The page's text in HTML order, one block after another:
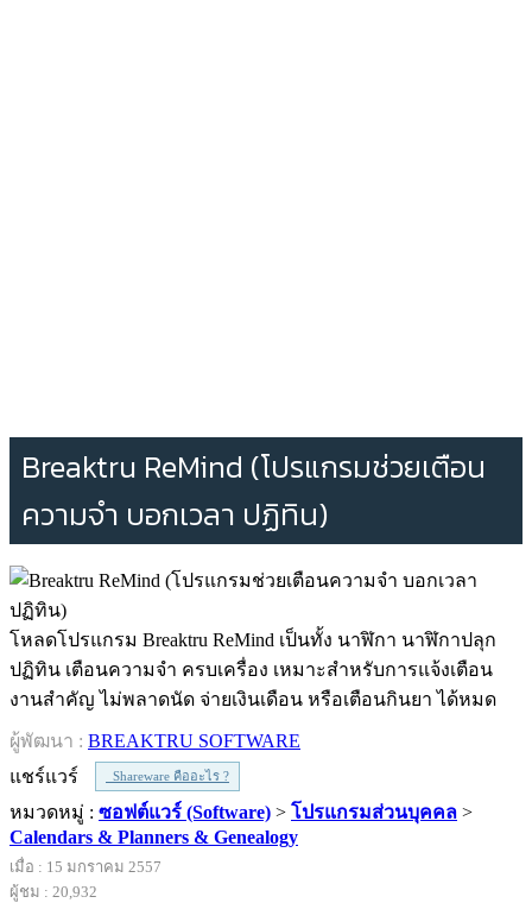
Breaktru ReMind (โปรแกรมช่วยเตือน
ความจำ บอกเวลา ปฏิทิน)
โหลดโปรแกรม Breaktru ReMind เป็นทั้ง นาฬิกา นาฬิกาปลุก
ปฏิทิน เตือนความจำ ครบเครื่อง เหมาะสำหรับการแจ้งเตือน
งานสำคัญ ไม่พลาดนัด จ่ายเงินเดือน หรือเตือนกินยา ได้หมด
ผู้พัฒนา : BREAKTRU SOFTWARE
แชร์แวร์
Shareware คืออะไร ?
หมวดหมู่ : ซอฟต์แวร์ (Software) > โปรแกรมส่วนบุคคล >
Calendars & Planners & Genealogy
เมื่อ : 15 มกราคม 2557
ผู้ชม : 20,932